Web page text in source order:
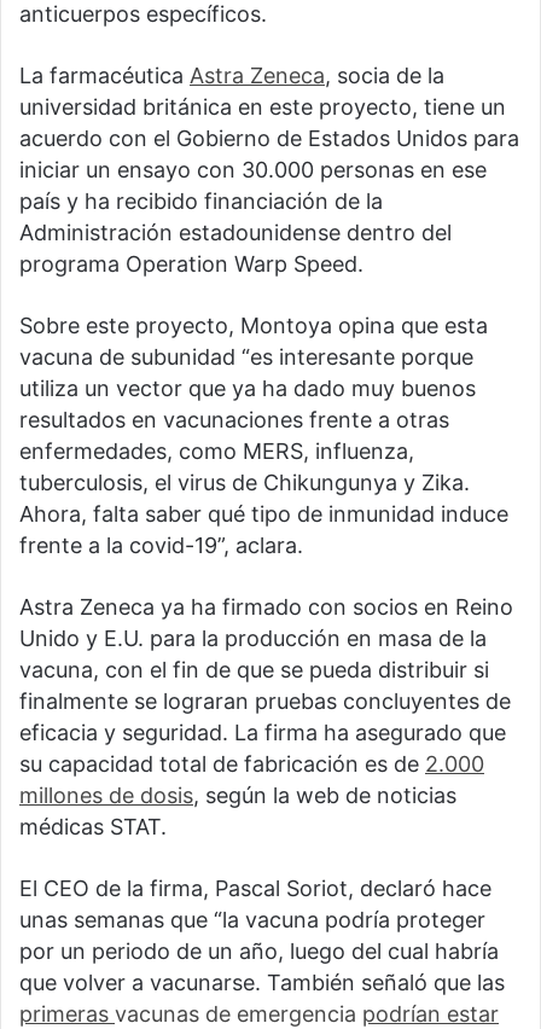
anticuerpos específicos.
La farmacéutica Astra Zeneca, socia de la
universidad británica en este proyecto, tiene un
acuerdo con el Gobierno de Estados Unidos para
iniciar un ensayo con 30.000 personas en ese
país y ha recibido financiación de la
Administración estadounidense dentro del
programa Operation Warp Speed.
Sobre este proyecto, Montoya opina que esta
vacuna de subunidad “es interesante porque
utiliza un vector que ya ha dado muy buenos
resultados en vacunaciones frente a otras
enfermedades, como MERS, influenza,
tuberculosis, el virus de Chikungunya y Zika.
Ahora, falta saber qué tipo de inmunidad induce
frente a la covid-19”, aclara.
Astra Zeneca ya ha firmado con socios en Reino
Unido y E.U. para la producción en masa de la
vacuna, con el fin de que se pueda distribuir si
finalmente se lograran pruebas concluyentes de
eficacia y seguridad. La firma ha asegurado que
su capacidad total de fabricación es de 2.000
millones de dosis, según la web de noticias
médicas STAT.
El CEO de la firma, Pascal Soriot, declaró hace
unas semanas que “la vacuna podría proteger
por un periodo de un año, luego del cual habría
que volver a vacunarse. También señaló que las
primeras vacunas de emergencia podrían estar